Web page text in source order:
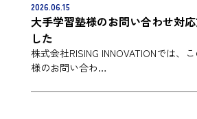
2026.06.15
大手学習塾様のお問い合わせ対
した
株式会社RISING INNOVATIONでは、
様のお問い合わ…